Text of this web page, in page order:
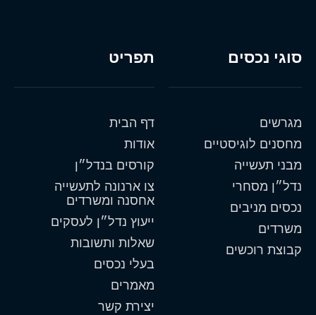
תפריט
דף הבית
אודות
קורסים בנדל״ן
צו ארנונה לתעשייה
אחסנה ומשרדים
ייעוץ נדל״ן לעסקים
שאלות ותשובות
בעלי נכסים
מאמרים
יצירת קשר
סוגי נכסים
מגרשים
מחסנים לוגיסטיים
מבני תעשייה
נדל״ן מסחרי
נכסים מניבים
משרדים
קבוצת רוכשים